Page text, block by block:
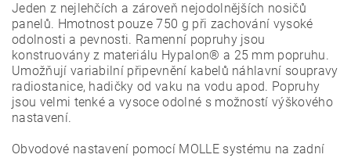
Jeden z nejlehčích a zároveň nejodolnějších nosičů
panelů. Hmotnost pouze 750 g při zachování vysoké
odolnosti a pevnosti. Ramenní popruhy jsou
konstruovány z materiálu Hypalon® a 25 mm popruhu.
Umožňují variabilní připevnění kabelů náhlavní soupravy
radiostanice, hadičky od vaku na vodu apod. Popruhy
jsou velmi tenké a vysoce odolné s možností výškového
nastavení.
Obvodové nastavení pomocí MOLLE systému na zadní